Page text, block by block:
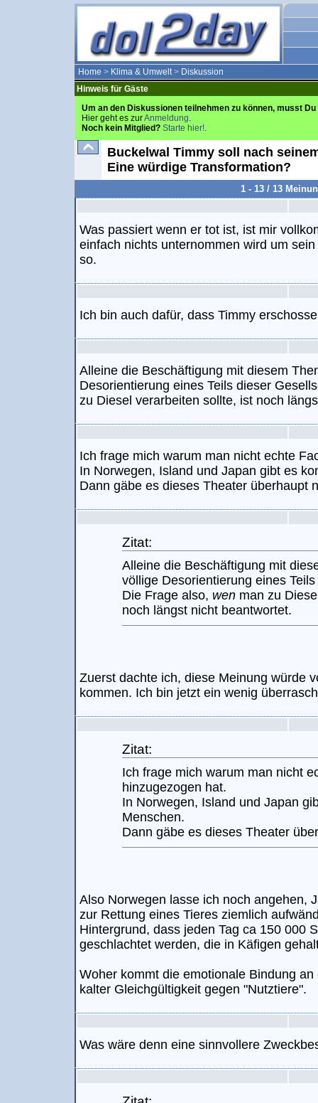
Home > Klima & Umwelt> Diskussion
Hinweis für Gäste
Um an den Diskussionen teilnehmen zu können, musst
Hier geht es zurAnmeldung.
Noch kein Mitglied? Starte hier!.
Buckelwal Timmy soll nach
Eine würdige Transformation?
1 - 13 / 13
Was passiert wenn er tot ist, ist mir
einfach nichts unternommen wird um
so.
Ich bin auch dafür, dass Timmy
Alleine die Beschäftigung mit diesem
Desorientierung eines Teils dieser
zu Diesel verarbeiten sollte, ist noch
Ich frage mich warum man nicht echte
In Norwegen, Island und Japan gibt es
Dann gäbe es dieses Theater überhaupt
Zitat:
Alleine die Beschäftigung mit
völlige Desorientierung eines
Die Frage also, wen man zu
noch längst nicht beantwortet.
Zuerst dachte ich, diese Meinung würde
kommen. Ich bin jetzt ein wenig
Zitat:
Ich frage mich warum man nicht
hinzugezogen hat.
In Norwegen, Island und Japan
Menschen.
Dann gäbe es dieses Theater
Also Norwegen lasse ich noch angehen,
zur Rettung eines Tieres ziemlich
Hintergrund, dass jeden Tag ca 150 000
geschlachtet werden, die in Käfigen
Woher kommt die emotionale Bindung
kalter Gleichgültigkeit gegen "Nutztiere".
Was wäre denn eine sinnvollere